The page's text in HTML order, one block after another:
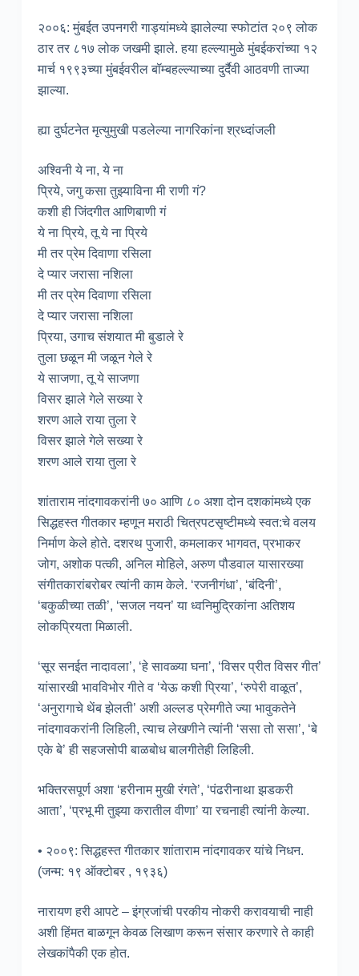
२००६: मुंबईत उपनगरी गाड्यांमध्ये झालेल्या स्फोटांत २०९ लोक
ठार तर ८१७ लोक जखमी झाले. हया हल्ल्यामुळे मुंबईकरांच्या १२
मार्च १९९३च्या मुंबईवरील बॉम्बहल्ल्याच्या दुर्दैवी आठवणी ताज्या
झाल्या.
ह्या दुर्घटनेत मृत्युमुखी पडलेल्या नागरिकांना श्रध्दांजली
अश्विनी ये ना, ये ना
प्रिये, जगु कसा तुझ्याविना मी राणी गं?
कशी ही जिंदगीत आणिबाणी गं
ये ना प्रिये, तू ये ना प्रिये
मी तर प्रेम दिवाणा रसिला
दे प्यार जरासा नशिला
मी तर प्रेम दिवाणा रसिला
दे प्यार जरासा नशिला
प्रिया, उगाच संशयात मी बुडाले रे
तुला छळून मी जळून गेले रे
ये साजणा, तू ये साजणा
विसर झाले गेले सख्या रे
शरण आले राया तुला रे
विसर झाले गेले सख्या रे
शरण आले राया तुला रे
शांताराम नांदगावकरांनी ७० आणि ८० अशा दोन दशकांमध्ये एक
सिद्धहस्त गीतकार म्हणून मराठी चित्रपटसृष्टीमध्ये स्वत:चे वलय
निर्माण केले होते. दशरथ पुजारी, कमलाकर भागवत, प्रभाकर
जोग, अशोक पत्की, अनिल मोहिले, अरुण पौडवाल यासारख्या
संगीतकारांबरोबर त्यांनी काम केले. ‘रजनीगंधा’, ‘बंदिनी’,
‘बकुळीच्या तळी’, ‘सजल नयन’ या ध्वनिमुद्रिकांना अतिशय
लोकप्रियता मिळाली.
‘सूर सनईत नादावला’, ‘हे सावळ्या घना’, ‘विसर प्रीत विसर गीत’
यांसारखी भावविभोर गीते व ‘येऊ कशी प्रिया’, ‘रुपेरी वाळूत’,
‘अनुरागाचे थेंब झेलती’ अशी अल्लड प्रेमगीते ज्या भावुकतेने
नांदगावकरांनी लिहिली, त्याच लेखणीने त्यांनी ‘ससा तो ससा’, ‘बे
एके बे’ ही सहजसोपी बाळबोध बालगीतेही लिहिली.
भक्तिरसपूर्ण अशा ‘हरीनाम मुखी रंगते’, ‘पंढरीनाथा झडकरी
आता’, ‘प्रभू मी तुझ्या करातील वीणा’ या रचनाही त्यांनी केल्या.
• २००९: सिद्धहस्त गीतकार शांताराम नांदगावकर यांचे निधन.
(जन्म: १९ ऑक्टोबर , १९३६)
नारायण हरी आपटे – इंग्रजांची परकीय नोकरी करावयाची नाही
अशी हिंमत बाळगून केवळ लिखाण करून संसार करणारे ते काही
लेखकांपैकी एक होत.